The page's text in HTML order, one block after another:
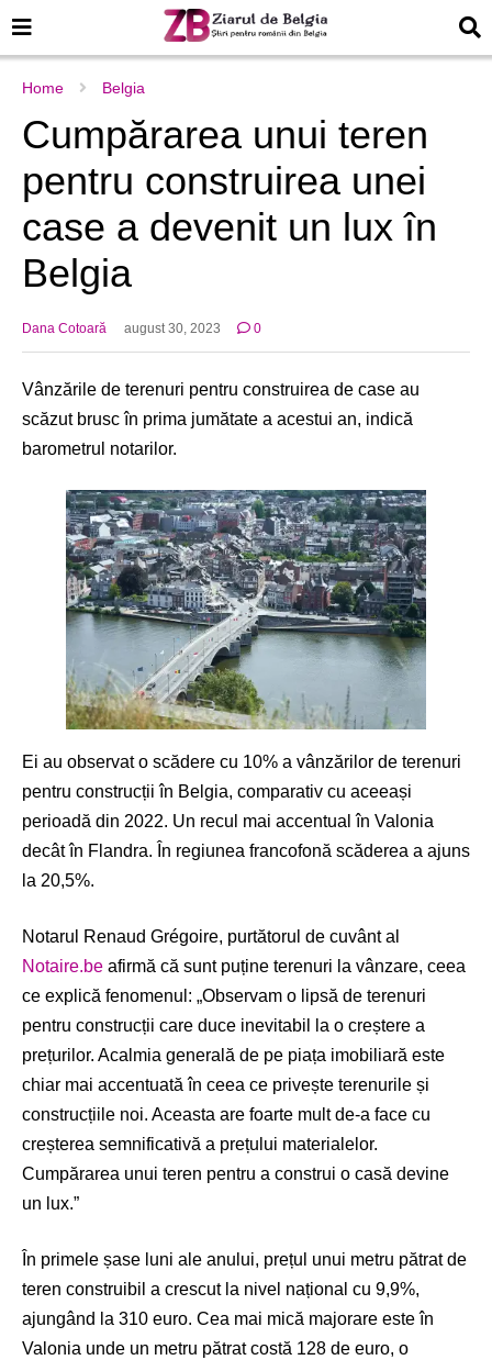
Home Belgia
Cumpărarea unui teren
pentru construirea unei
case a devenit un lux în
Belgia
Dana Cotoară august 30, 2023 0
Vânzările de terenuri pentru construirea de case au
scăzut brusc în prima jumătate a acestui an, indică
barometrul notarilor.
Ei au observat o scădere cu 10% a vânzărilor de terenuri
pentru construcții în Belgia, comparativ cu aceeași
perioadă din 2022. Un recul mai accentual în Valonia
decât în Flandra. În regiunea francofonă scăderea a ajuns
la 20,5%.
Notarul Renaud Grégoire, purtătorul de cuvânt al
Notaire.be afirmă că sunt puține terenuri la vânzare, ceea
ce explică fenomenul: „Observam o lipsă de terenuri
pentru construcții care duce inevitabil la o creștere a
prețurilor. Acalmia generală de pe piața imobiliară este
chiar mai accentuată în ceea ce privește terenurile și
construcțiile noi. Aceasta are foarte mult de-a face cu
creșterea semnificativă a prețului materialelor.
Cumpărarea unui teren pentru a construi o casă devine
un lux.”
În primele șase luni ale anului, prețul unui metru pătrat de
teren construibil a crescut la nivel național cu 9,9%,
ajungând la 310 euro. Cea mai mică majorare este în
Valonia unde un metru pătrat costă 128 de euro, o